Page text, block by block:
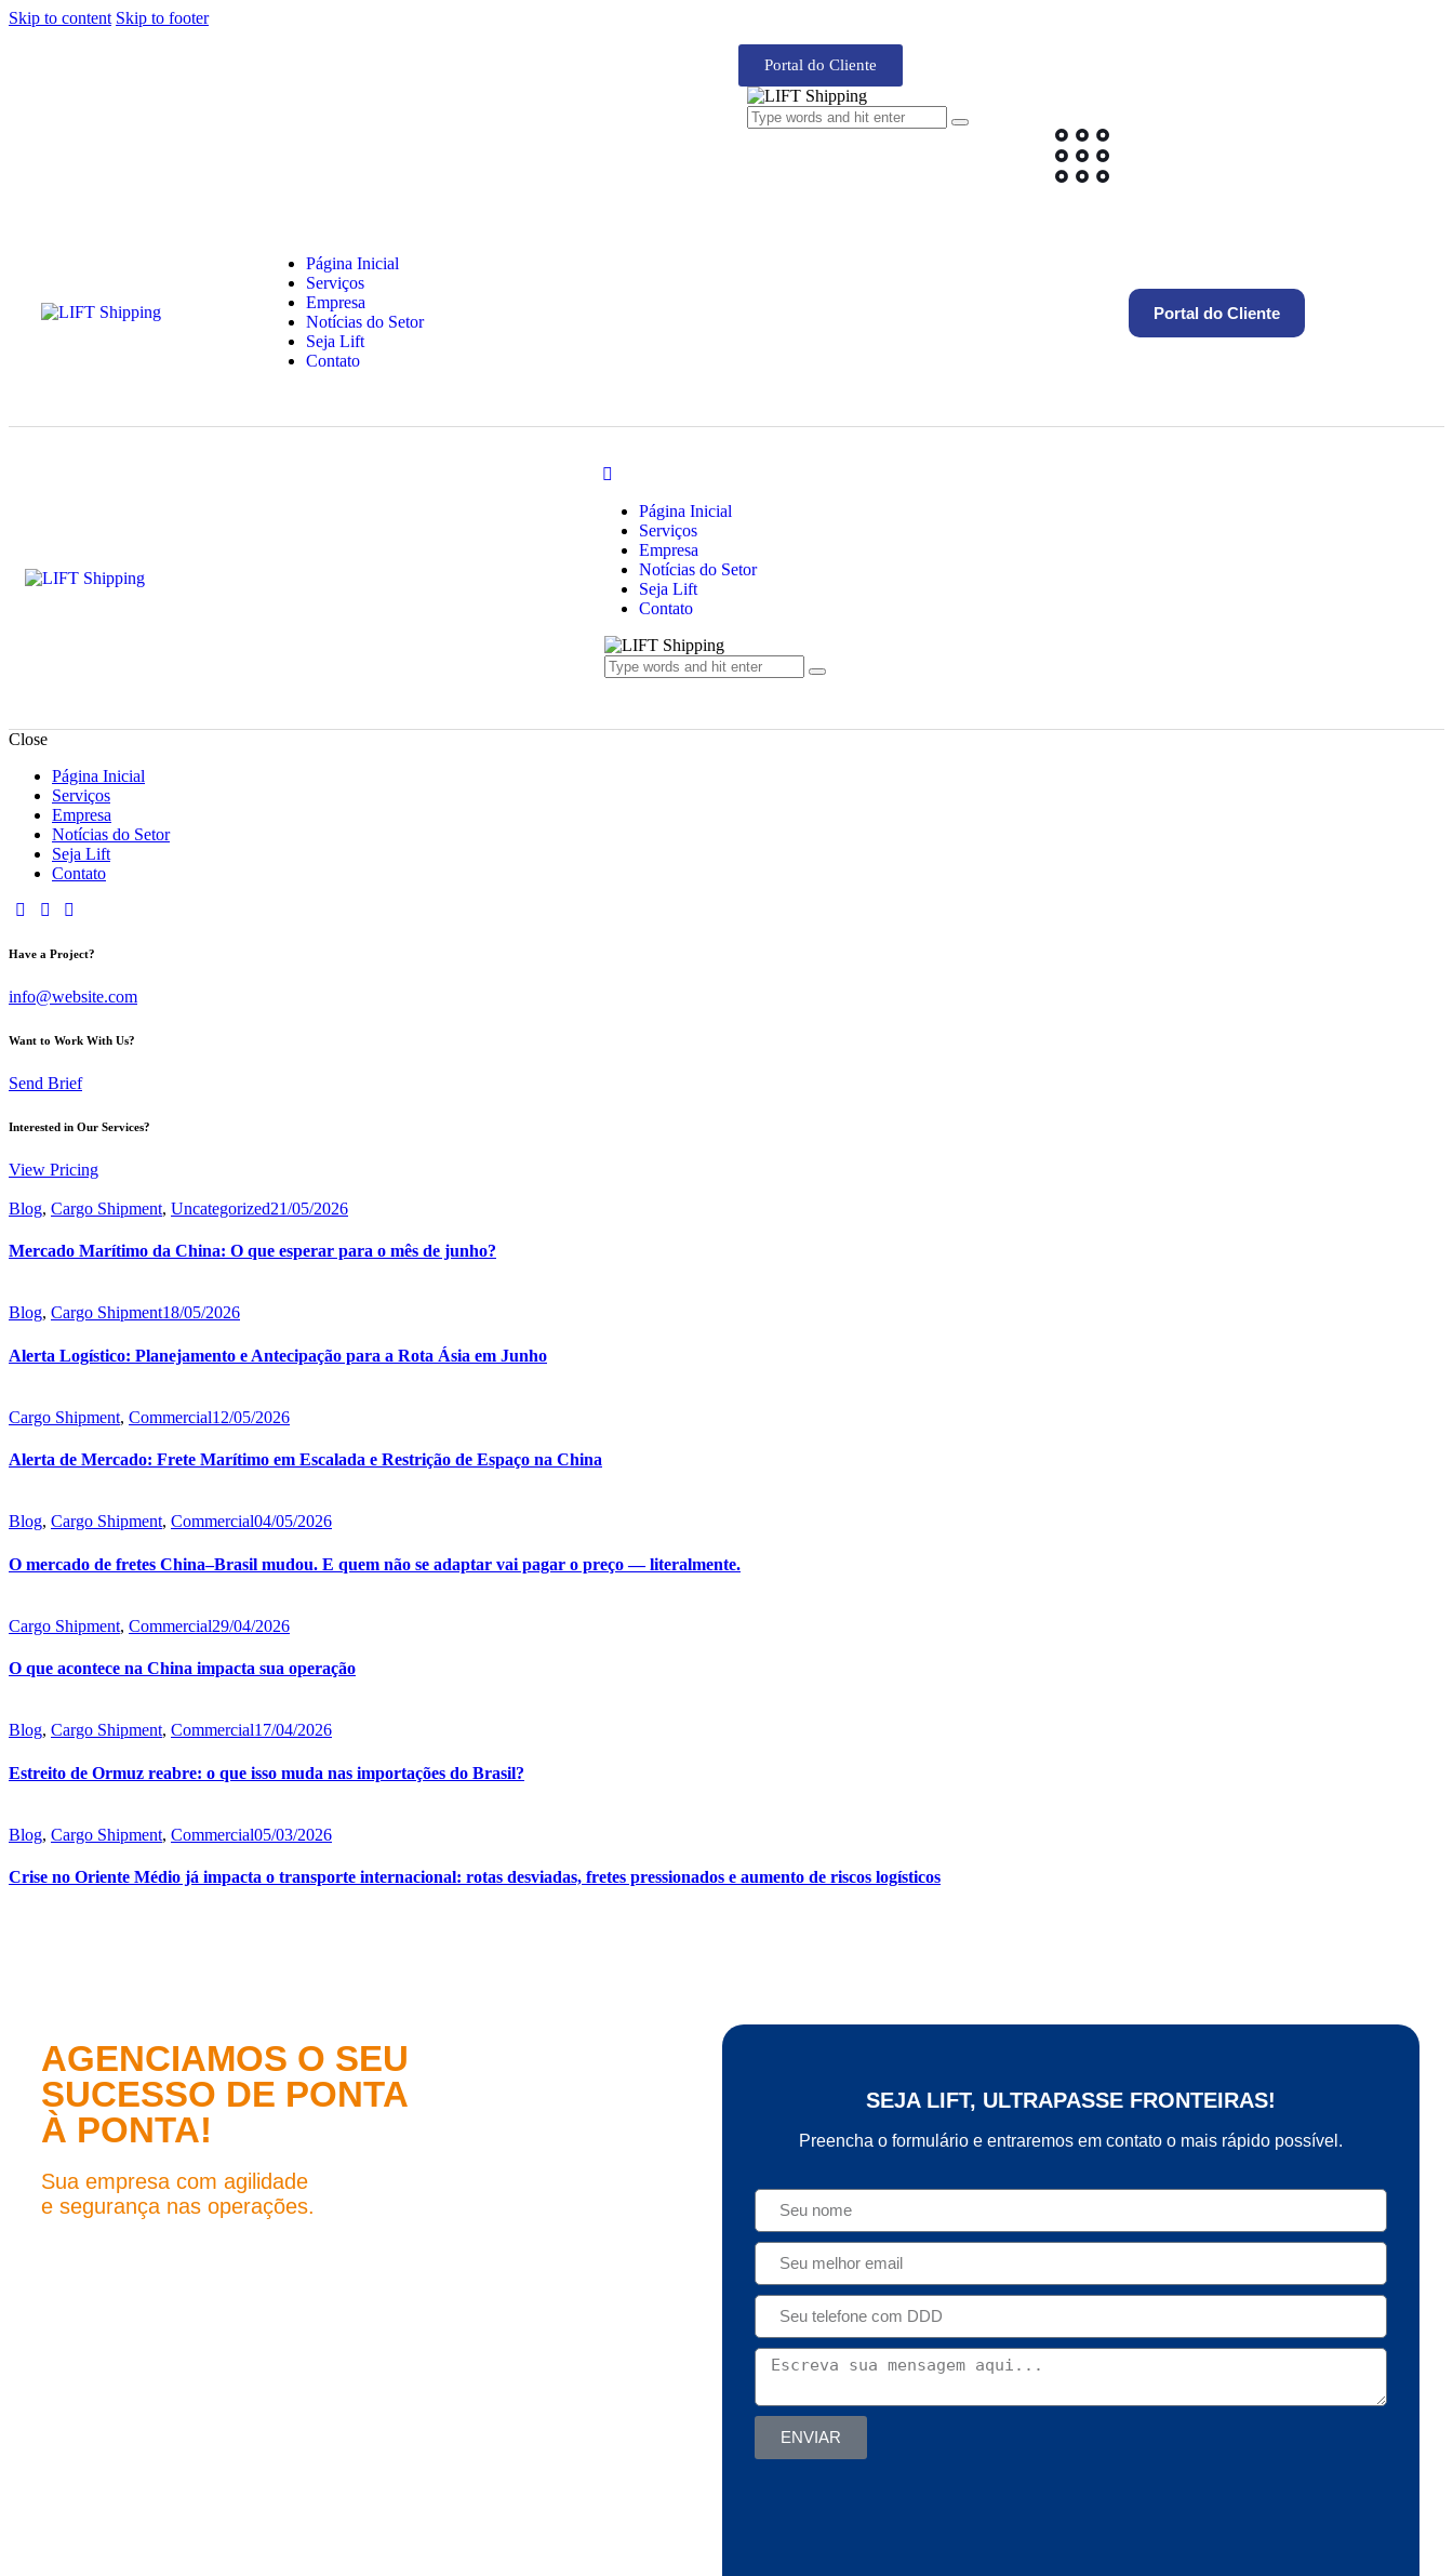
Skip to content Skip to footer
Portal do Cliente
Página Inicial
Serviços
Empresa
Notícias do Setor
Seja Lift
Contato
Portal do Cliente
Página Inicial
Serviços
Empresa
Notícias do Setor
Seja Lift
Contato
Close
Página Inicial
Serviços
Empresa
Notícias do Setor
Seja Lift
Contato
Have a Project?
info@website.com
Want to Work With Us?
Send Brief
Interested in Our Services?
View Pricing
Blog, Cargo Shipment, Uncategorized21/05/2026
Mercado Marítimo da China: O que esperar para o mês de junho?
Blog, Cargo Shipment18/05/2026
Alerta Logístico: Planejamento e Antecipação para a Rota Ásia em Junho
Cargo Shipment, Commercial12/05/2026
Alerta de Mercado: Frete Marítimo em Escalada e Restrição de Espaço na China
Blog, Cargo Shipment, Commercial04/05/2026
O mercado de fretes China–Brasil mudou. E quem não se adaptar vai pagar o preço — literalmente.
Cargo Shipment, Commercial29/04/2026
O que acontece na China impacta sua operação
Blog, Cargo Shipment, Commercial17/04/2026
Estreito de Ormuz reabre: o que isso muda nas importações do Brasil?
Blog, Cargo Shipment, Commercial05/03/2026
Crise no Oriente Médio já impacta o transporte internacional: rotas desviadas, fretes pressionados e aumento de riscos logísticos
AGENCIAMOS O SEU
SUCESSO DE PONTA
À PONTA!
Sua empresa com agilidade
e segurança nas operações.
SEJA LIFT, ULTRAPASSE FRONTEIRAS!
Preencha o formulário e entraremos em contato o mais rápido possível.
ENVIAR